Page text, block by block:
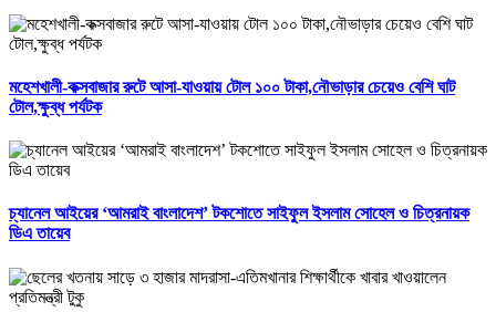
মহেশখালী-কক্সবাজার রুটে আসা-যাওয়ায় টোল ১০০ টাকা,নৌভাড়ার চেয়েও বেশি ঘাট
টোল,ক্ষুব্ধ পর্যটক
চ্যানেল আইয়ের ‘আমরাই বাংলাদেশ’ টকশোতে সাইফুল ইসলাম সোহেল ও চিত্রনায়ক
ডিএ তায়েব